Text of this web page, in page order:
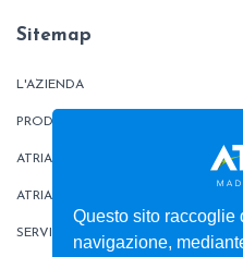
Questo sito raccoglie
navigazione,
Sitemap
L'AZIENDA
PRODOTTI
ATRIATHERMIKA
ATRIAFLOOR
SERVIZI